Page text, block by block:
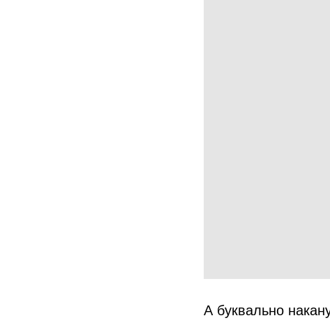
А буквально